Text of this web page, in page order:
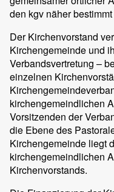
den kgv näher
Der Kirchenvorstand
Kirchengemeinde und
Verbandsvertretung –
einzelnen
kirchengemeindlichen
Vorsitzenden der
die Ebene des
Kirchengemeinde liegt
kirchengemeindlichen
Kirchenvorstands.